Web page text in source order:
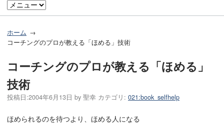
ホーム
コーチングのプロが教える「ほめる」技術
コーチングのプロが教える「ほめる」
技術
投稿日:2004年6月13日 by 聖幸 カテゴリ: 021:book_selfhelp
ほめられるのを待つより、ほめる人になる